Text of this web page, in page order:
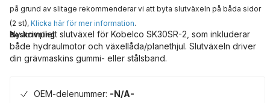
på grund av slitage rekommenderar vi att byta slutväxeln på båda sidor
(2 st), Klicka här för mer information.
Beskrivning
Ny komplett slutväxel för Kobelco SK30SR-2, som inkluderar
både hydraulmotor och växellåda/planethjul. Slutväxeln driver
din grävmaskins gummi- eller stålsband.
OEM-delenummer: -N/A-